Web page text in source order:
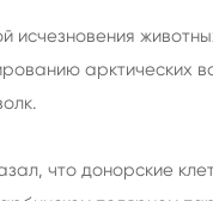
исчезновения
арктических
что донорские